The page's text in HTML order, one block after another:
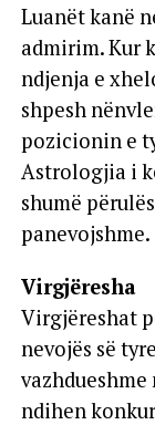
Luanët kanë
admirim. Kur
ndjenja e
shpesh
pozicionin e
Astrologjia i
shumë
panevojshme.
Virgjëresha
Virgjëreshat
nevojës së
ndihen